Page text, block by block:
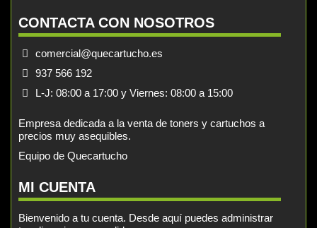
CONTACTA CON NOSOTROS
comercial@quecartucho.es
937 566 192
L-J: 08:00 a 17:00 y Viernes: 08:00 a 15:00
Empresa dedicada a la venta de toners y cartuchos a
precios muy asequibles.
Equipo de Quecartucho
MI CUENTA
Bienvenido a tu cuenta. Desde aquí puedes administrar